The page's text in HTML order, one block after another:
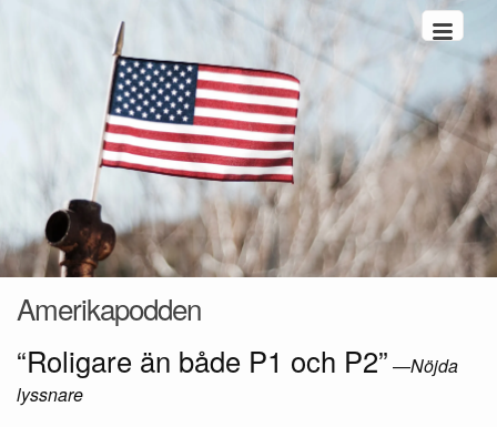
Amerikapodden
“Roligare än både P1 och P2” —Nöjda
lyssnare